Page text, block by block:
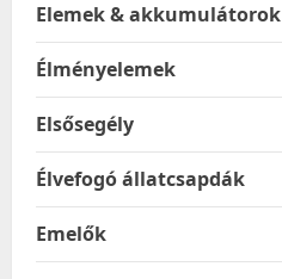
Elemek & akkumulátorok
Élményelemek
Elsősegély
Élvefogó állatcsapdák
Emelők